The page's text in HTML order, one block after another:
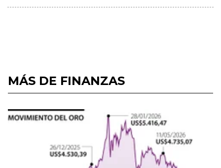
MÁS DE FINANZAS